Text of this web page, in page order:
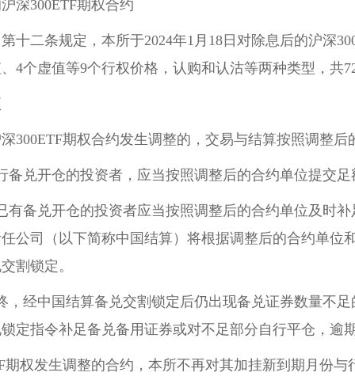
300ETF期权合约
二条规定，本所于2024年1月18日对除息后的沪深
4个虚值等9个行权价格，认购和认沽等两种类型，共
期权合约发生调整的，交易与结算按照调整后
兑开仓的投资者，应当按照调整后的合约单位提交足
备兑开仓的投资者应当按照调整后的合约单位及时补
公司（以下简称中国结算）将根据调整后的合约单位
割锁定。
经中国结算备兑交割锁定后仍出现备兑证券数量不足
定指令补足备兑备用证券或对不足部分自行平仓，逾
发生调整的合约，本所不再对其加挂新到期月份与